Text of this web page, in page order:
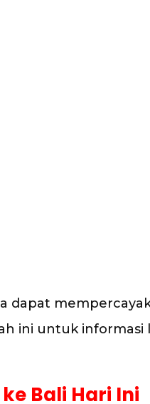
dapat
ini untuk
Bali Hari Ini